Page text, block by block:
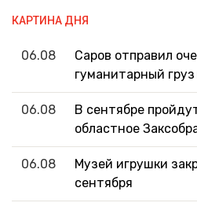
КАРТИНА ДНЯ
06.08
Саров отправил
гуманитарный
06.08
В сентябре
областное
06.08
Музей игрушки
сентября